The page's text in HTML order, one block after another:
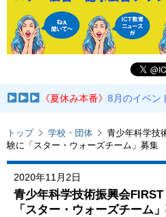
《夏休み本番》8月のイベン
トップ 学校・団体
青少年科学技
験に「スター・ウォーズチーム」募集
2020年11月2日
青少年科学技術振興会
「スター・ウォーズチーム